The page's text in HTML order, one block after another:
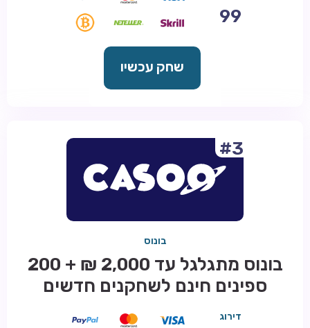
99
שחק עכשיו
#3
בונוס
בונוס מתגלגל עד 2,000 ₪ + 200
ספינים חינם לשחקנים חדשים
דירוג